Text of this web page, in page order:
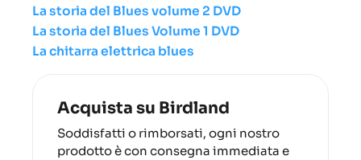
La storia del Blues volume 2 DVD
La storia del Blues Volume 1 DVD
La chitarra elettrica blues
Acquista su Birdland
Soddisfatti o rimborsati, ogni nostro
prodotto è con consegna immediata e